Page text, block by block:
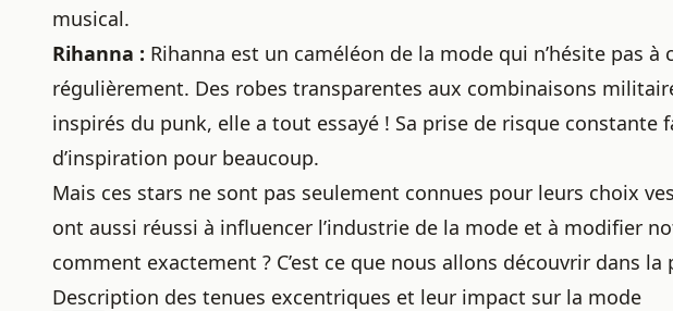
musical.
Rihanna : Rihanna est un caméléon de la mode qui n’hésite pas à
régulièrement. Des robes transparentes aux combinaisons
inspirés du punk, elle a tout essayé ! Sa prise de risque constante
d’inspiration pour beaucoup.
Mais ces stars ne sont pas seulement connues pour leurs choix
ont aussi réussi à influencer l’industrie de la mode et à modifier
comment exactement ? C’est ce que nous allons découvrir dans
Description des tenues excentriques et leur impact sur la mode